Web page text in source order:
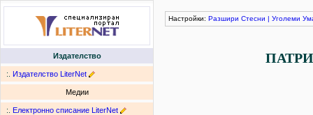
Издателство
:. Издателство LiterNet
Медии
:. Електронно списание LiterNet
Настройки: Разшири Стесни | Уголеми